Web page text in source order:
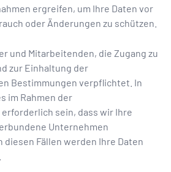
ergreifen, um Ihre Daten vor
oder Änderungen zu schützen.
und Mitarbeitenden, die Zugang zu
zur Einhaltung der
Bestimmungen verpflichtet. In
im Rahmen der
sein, dass wir Ihre
Unternehmen
Fällen werden Ihre Daten